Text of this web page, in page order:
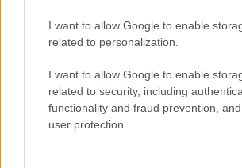
I want to allow Google to enable
related to personalization.
I want to allow Google to enable
related to security, including
functionality and fraud prevention,
user protection.
να φύγουν από τη φωτιά.
karpat(@karpat)